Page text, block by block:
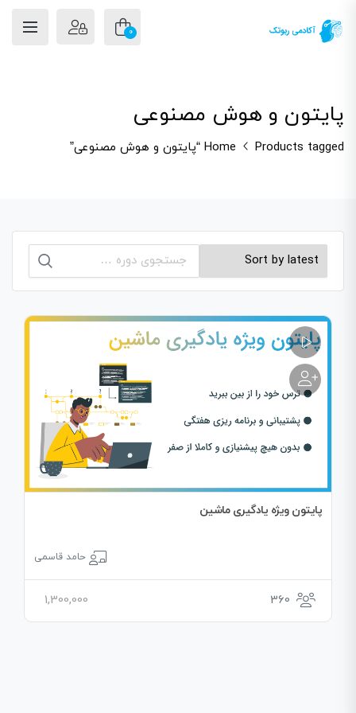
0
پایتون و هوش مصنوعی
Home Products tagged “پایتون و هوش مصنوعی”
جستجو
برای:
پایتون ویژه یادگیری ماشین
حامد قاسمی
360
1,300,000